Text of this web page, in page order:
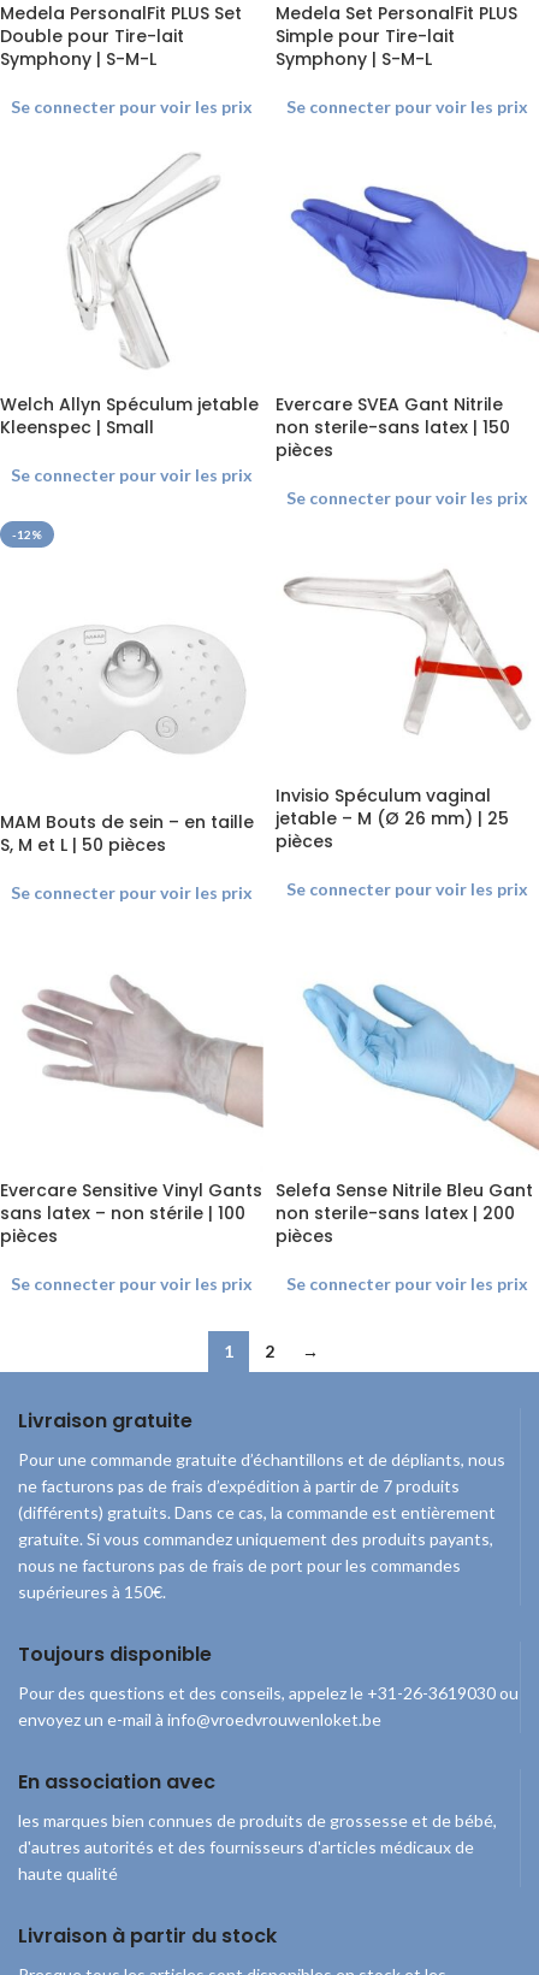
Medela PersonalFit PLUS Set
Double pour Tire-lait
Symphony | S-M-L
Se connecter pour voir les prix
Medela Set PersonalFit PLUS
Simple pour Tire-lait
Symphony | S-M-L
Se connecter pour voir les prix
Welch Allyn Spéculum jetable
Kleenspec | Small
Se connecter pour voir les prix
Evercare SVEA Gant Nitrile
non sterile-sans latex | 150
pièces
Se connecter pour voir les prix
-12%
MAM Bouts de sein – en taille
S, M et L | 50 pièces
Se connecter pour voir les prix
Invisio Spéculum vaginal
jetable – M (Ø 26 mm) | 25
pièces
Se connecter pour voir les prix
Evercare Sensitive Vinyl Gants
sans latex – non stérile | 100
pièces
Se connecter pour voir les prix
Selefa Sense Nitrile Bleu Gant
non sterile-sans latex | 200
pièces
Se connecter pour voir les prix
1 2 →
Livraison gratuite
Pour une commande gratuite d’échantillons et de dépliants, nous
ne facturons pas de frais d’expédition à partir de 7 produits
(différents) gratuits. Dans ce cas, la commande est entièrement
gratuite. Si vous commandez uniquement des produits payants,
nous ne facturons pas de frais de port pour les commandes
supérieures à 150€.
Toujours disponible
Pour des questions et des conseils, appelez le +31-26-3619030 ou
envoyez un e-mail à info@vroedvrouwenloket.be
En association avec
les marques bien connues de produits de grossesse et de bébé,
d'autres autorités et des fournisseurs d'articles médicaux de
haute qualité
Livraison à partir du stock